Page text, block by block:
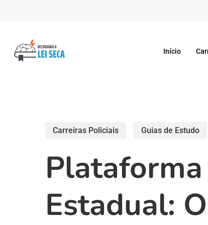
content
Início
Carreiras Policiais Guias de Estudo
Estadual: